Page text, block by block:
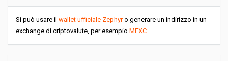
Si può usare il wallet ufficiale Zephyro generare un indirizzo in un
exchange di criptovalute, per esempio MEXC.